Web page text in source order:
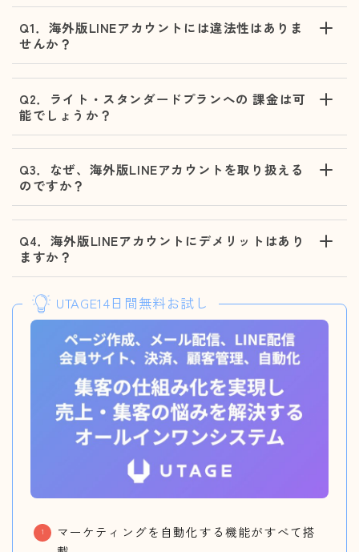
Q1．海外版LINEアカウントには違法性はありま
せんか？
Q2．ライト・スタンダードプランへの 課金は可
能でしょうか？
Q3．なぜ、海外版LINEアカウントを取り扱える
のですか？
Q4．海外版LINEアカウントにデメリットはあり
ますか？
UTAGE14日間無料お試し
マーケティングを自動化する機能がすべて搭